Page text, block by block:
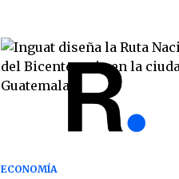
ECONOMÍA